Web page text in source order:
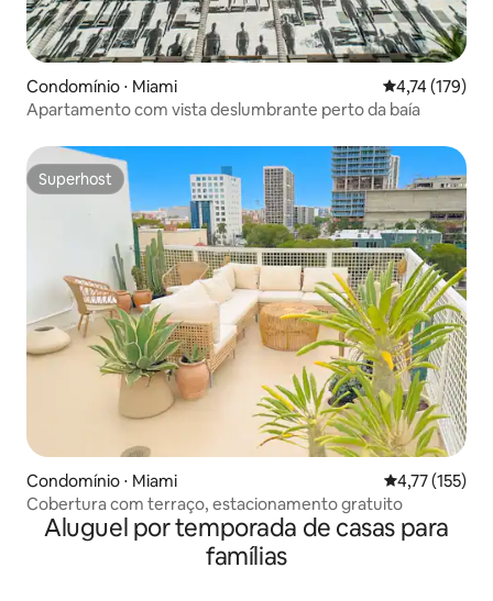
Condomínio ⋅ Miami 4,74 de uma
4,74 (179)
Apartamento com vista deslumbrante perto da baía
Superhost
Superhost
Condomínio ⋅ Miami 4,77 de uma
4,77 (155)
Cobertura com terraço, estacionamento gratuito
Aluguel por temporada de casas para
famílias